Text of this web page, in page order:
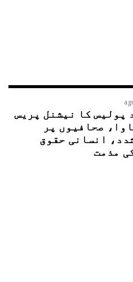
پولیس کا نیشنل پریس
صحافیوں پر
انسانی حقوق
مذمت